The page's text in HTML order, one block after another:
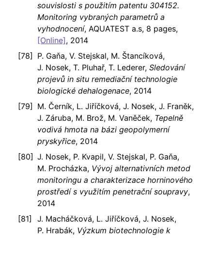
souvislosti s použitím patentu 304152.
Monitoring vybraných parametrů a
vyhodnocení, AQUATEST a.s, 8 pages,
[Online], 2014
P. Gaňa, V. Stejskal, M. Štancíková,
J. Nosek, T. Pluhař, T. Lederer, Sledování
projevů in situ remediační technologie
biologické dehalogenace, 2014
M. Černík, L. Jiříčková, J. Nosek, J. Franěk,
J. Záruba, M. Brož, M. Vaněček, Tepelně
vodivá hmota na bázi geopolymerní
pryskyřice, 2014
J. Nosek, P. Kvapil, V. Stejskal, P. Gaňa,
M. Procházka, Vývoj alternativních metod
monitoringu a charakterizace horninového
prostředí s využitím penetrační soupravy,
2014
J. Macháčková, L. Jiříčková, J. Nosek,
P. Hrabák, Výzkum biotechnologie k